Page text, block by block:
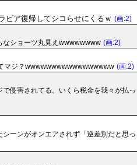
ビア復帰してシコらせにくるｗ (画:2)
なショーツ丸見えwwwwwwww (画:2)
マジ？wwwwwwwwwwwwwwwww (画:2)
で侵害されてる。いくら税金を我々が払っ
シーンがオンエアされず「逆差別だと思っ